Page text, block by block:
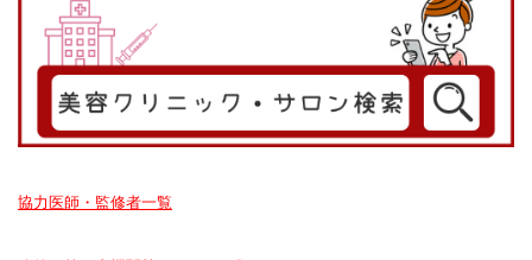
協力医師・監修者一覧